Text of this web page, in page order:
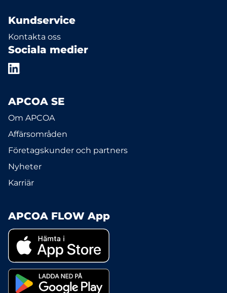
Kundservice
Kontakta oss
Sociala medier
APCOA SE
Om APCOA
Affärsområden
Företagskunder och partners
Nyheter
Karriär
APCOA FLOW App